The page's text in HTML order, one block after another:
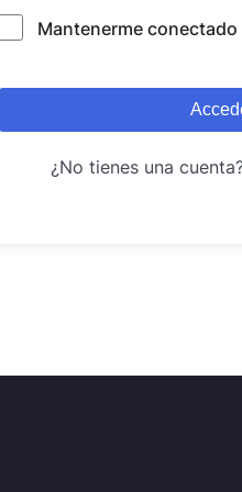
Mantenerme conectado
¿No tienes una